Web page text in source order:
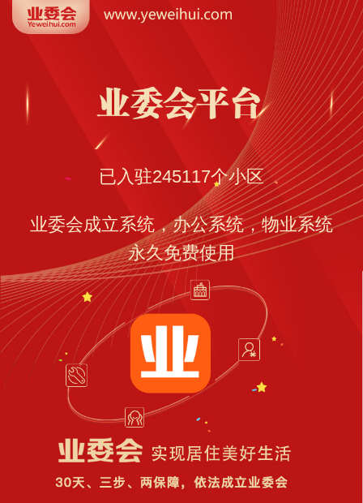
已入驻245117个小区
业委会成立系统，办公系统，物业系统
永久免费使用